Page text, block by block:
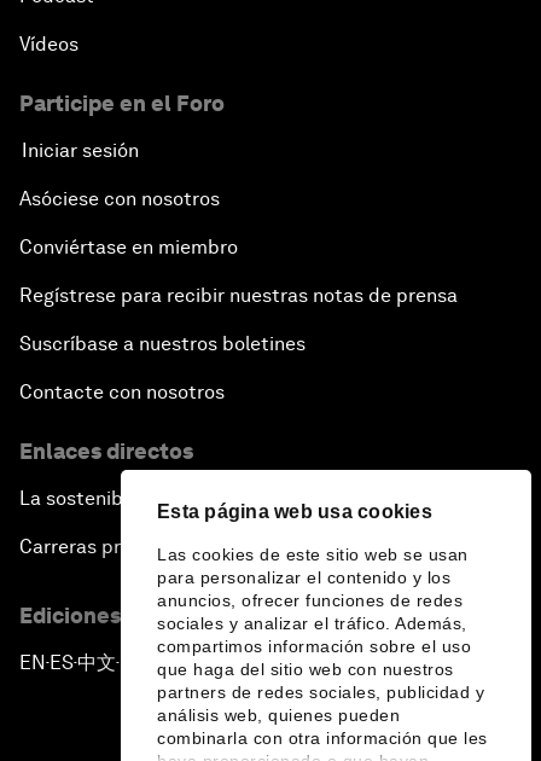
Esta página web usa cookies
Las cookies de este sitio web se usan
para personalizar el contenido y los
anuncios, ofrecer funciones de redes
sociales y analizar el tráfico. Además,
compartimos información sobre el uso
que haga del sitio web con nuestros
partners de redes sociales, publicidad y
análisis web, quienes pueden
combinarla con otra información que les
Vídeos
Participe en el Foro
Iniciar sesión
Asóciese con nosotros
Conviértase en miembro
Regístrese para recibir nuestras notas de prensa
Suscríbase a nuestros boletines
Contacte con nosotros
Enlaces directos
La sostenibilidad en el Foro
Carreras profesionales
Ediciones en otros idiomas
EN ▪ ES▪中文▪ 日本語